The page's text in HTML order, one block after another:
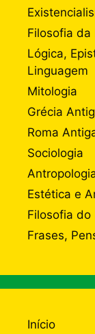
Filosofia da
Lógica,
Linguagem
Mitologia
Grécia
Roma
Sociologia
Estética e
Filosofia do
Frases,
Início